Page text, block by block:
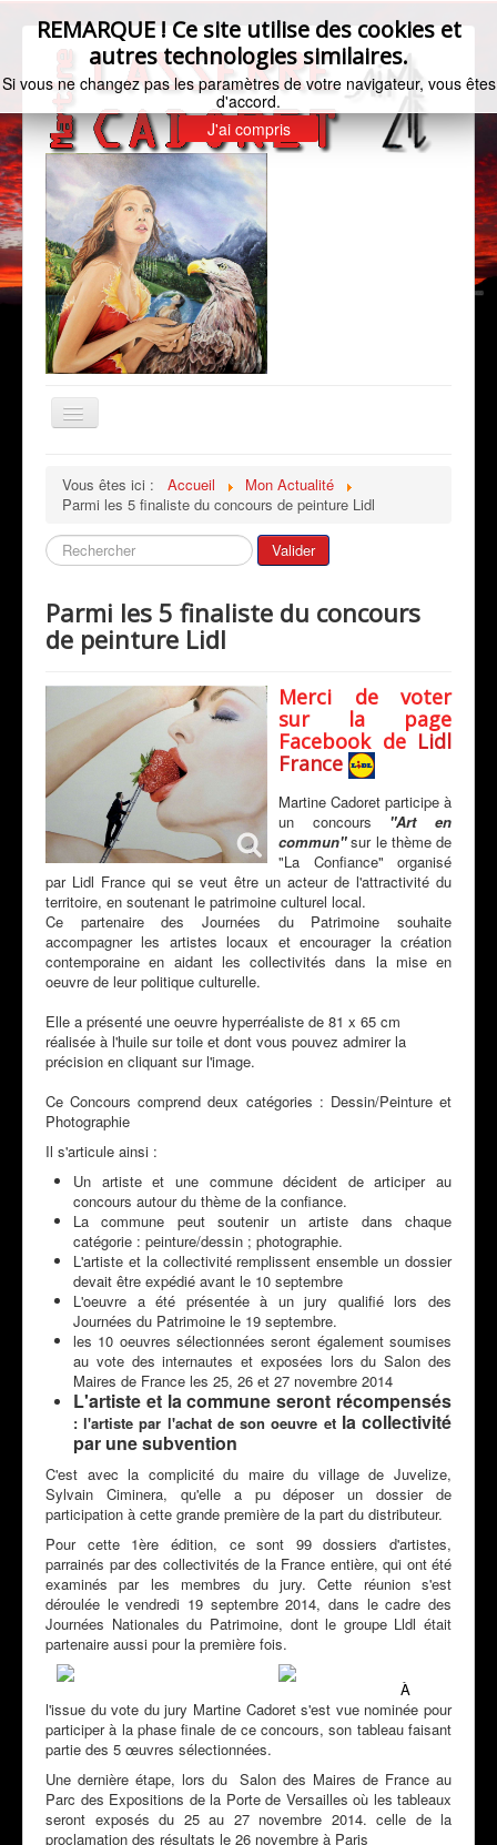
Basculer
la
Bio de l'artiste
Galeries
Expositions
Revue de Presse
Peintres & Amis
Livre d'Or
Contact
Prestations
Vous êtes ici : Accueil
Mon Actualité
Parmi les 5 finaliste du concours de peinture Lidl
REMARQUE ! Ce site utilise des cookies et
autres technologies similaires.
Si vous ne changez pas les paramètres de votre navigateur, vous êtes
d'accord.
J'ai compris
Rechercher Valider
Parmi les 5 finaliste du concours
de peinture Lidl
Merci de voter
sur la page
Facebook de Lidl
France
Martine Cadoret participe à
un concours "Art en
commun"sur le thème de
"La Confiance" organisé
par Lidl France qui se veut être un acteur de l'attractivité du
territoire, en soutenant le patrimoine culturel local.
Ce partenaire des Journées du Patrimoine souhaite
accompagner les artistes locaux et encourager la création
contemporaine en aidant les collectivités dans la mise en
oeuvre de leur politique culturelle.
Elle a présenté une oeuvre hyperréaliste de 81 x 65 cm
réalisée à l'huile sur toile et dont vous pouvez admirer la
précision en cliquant sur l'image.
Ce Concours comprend deux catégories : Dessin/Peinture et
Photographie
Il s'articule ainsi :
Un artiste et une commune décident de articiper au
concours autour du thème de la confiance.
La commune peut soutenir un artiste dans chaque
catégorie : peinture/dessin ; photographie.
L'artiste et la collectivité remplissent ensemble un dossier
devait être expédié avant le 10 septembre
L'oeuvre a été présentée à un jury qualifié lors des
Journées du Patrimoine le 19 septembre.
les 10 oeuvres sélectionnées seront également soumises
au vote des internautes et exposées lors du Salon des
Maires de France les 25, 26 et 27 novembre 2014
L'artiste et la commune seront récompensés
: l'artiste par l'achat de son oeuvre etla collectivité
par une subvention
C'est avec la complicité du maire du village de Juvelize,
Sylvain Ciminera, qu'elle a pu déposer un dossier de
participation à cette grande première de la part du distributeur.
Pour cette 1ère édition, ce sont 99 dossiers d'artistes,
parrainés par des collectivités de la France entière, qui ont été
examinés par les membres du jury. Cette réunion s'est
déroulée le vendredi 19 septembre 2014, dans le cadre des
Journées Nationales du Patrimoine, dont le groupe Lldl était
partenaire aussi pour la première fois.
À
l'issue du vote du jury Martine Cadoret s'est vue nominée pour
participer à la phase finale de ce concours, son tableau faisant
partie des 5 œuvres sélectionnées.
Une dernière étape, lors du Salon des Maires de France au
Parc des Expositions de la Porte de Versailles où les tableaux
seront exposés du 25 au 27 novembre 2014. celle de la
proclamation des résultats le 26 novembre à Paris